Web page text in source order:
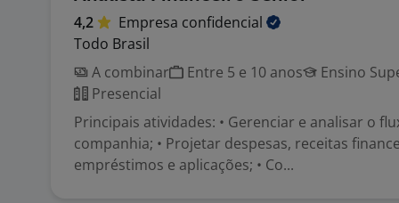
4,2 Empresa confidencial
Todo Brasil
A combinar
Entre 5 e 10 anos
Ensino
Presencial
Principais atividades: • Gerenciar e analisar o
companhia; • Projetar despesas, receitas
empréstimos e aplicações; • Co...